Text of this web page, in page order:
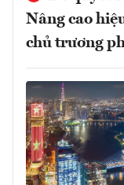
Nâng cao
chủ trương